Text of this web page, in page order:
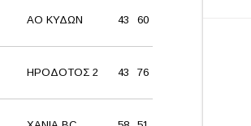
ΑΟ ΚΥΔΩΝ 43 60
ΗΡΟΔΟΤΟΣ 2 43 76